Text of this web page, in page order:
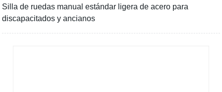
Silla de ruedas manual estándar ligera de acero para
discapacitados y ancianos